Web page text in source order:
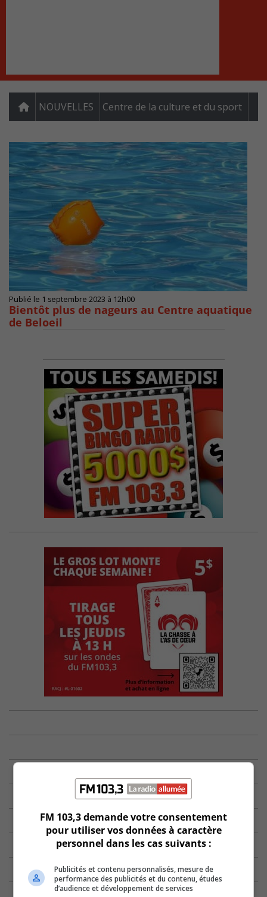
NOUVELLES Centre de la culture et du sport
Publié le 1 septembre 2023 à 12h00
Bientôt plus de nageurs au Centre aquatique
de Beloeil
FM 103,3 demande votre consentement
pour utiliser vos données à caractère
personnel dans les cas suivants :
Publicités et contenu personnalisés, mesure de
performance des publicités et du contenu, études
d’audience et développement de services